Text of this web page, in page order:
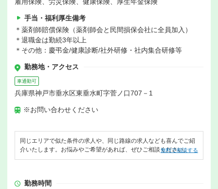
雇用保険、労災保険、健康保険、厚生年金保険
手当・福利厚生備考
＊薬剤師賠償保険（薬剤師会と民間損保会社に全員加入）
＊退職金は勤続3年以上
＊その他：慶弔金/健康診断/社外研修・社内集合研修等
勤務地・アクセス
車通勤可
兵庫県神戸市垂水区東垂水町字菅ノ口707－1
※お問い合わせください
同じエリアで似た条件の求人や、同じ路線の求人なども喜んでご紹
介いたします。お悩みやご希望があれば、ぜひご相談ください。
無料で相談する
勤務時間